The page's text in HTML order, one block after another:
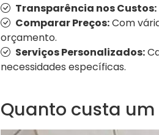
Transparência nos Custos:
Comparar Preços:Com
orçamento.
Serviços Personalizados:
necessidades específicas.
Quanto custa